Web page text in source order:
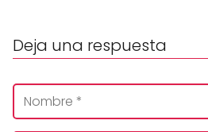
Deja una respuesta